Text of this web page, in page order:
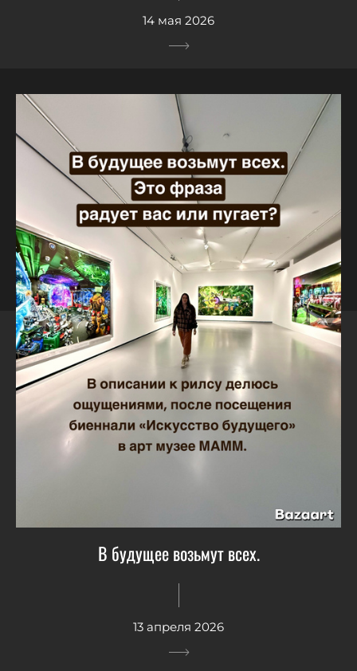
14 мая 2026
В будущее возьмут всех.
13 апреля 2026